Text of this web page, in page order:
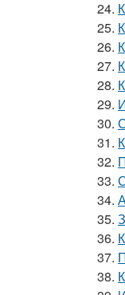
24.
25.
26.
27.
28.
29.
30.
31.
32.
33.
34.
35.
36.
37.
38.